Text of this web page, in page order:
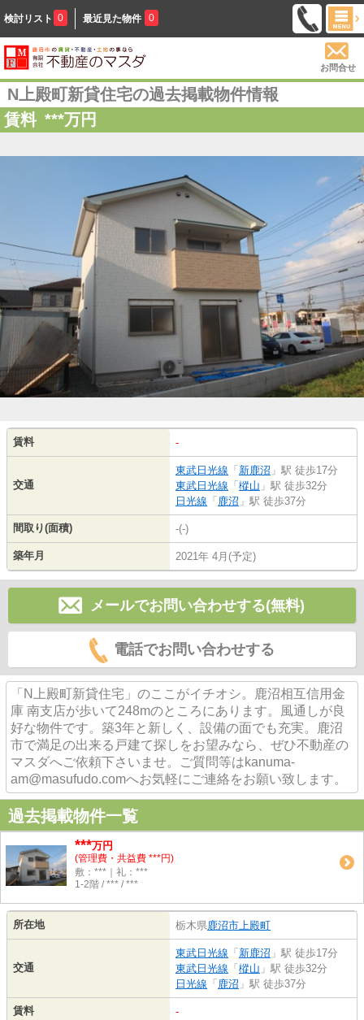
検討リスト 0 最近見た物件 0
お問合せ
N上殿町新貸住宅の過去掲載物件情報
賃料 ***万円
賃料 -
交通
東武日光線 「 新鹿沼 」駅 徒歩17分
東武日光線 「 樅山 」駅 徒歩32分
日光線 「 鹿沼 」駅 徒歩37分
間取り(面積) -(-)
築年月 2021年 4月(予定)
メールでお問い合わせする(無料)
電話でお問い合わせする
「N上殿町新貸住宅」のここがイチオシ。鹿沼相互信用金
庫 南支店が歩いて248mのところにあります。風通しが良
好な物件です。築3年と新しく、設備の面でも充実。鹿沼
市で満足の出来る戸建て探しをお望みなら、ぜひ不動産の
マスダへご依頼下さいませ。ご質問等はkanuma-
am@masufudo.comへお気軽にご連絡をお願い致します。
過去掲載物件一覧
***万円
(管理費・共益費 ***円)
敷：***｜礼：***
1-2階 / *** / ***
所在地 栃木県鹿沼市上殿町
交通
東武日光線 「 新鹿沼 」駅 徒歩17分
東武日光線 「 樅山 」駅 徒歩32分
日光線 「 鹿沼 」駅 徒歩37分
賃料 -